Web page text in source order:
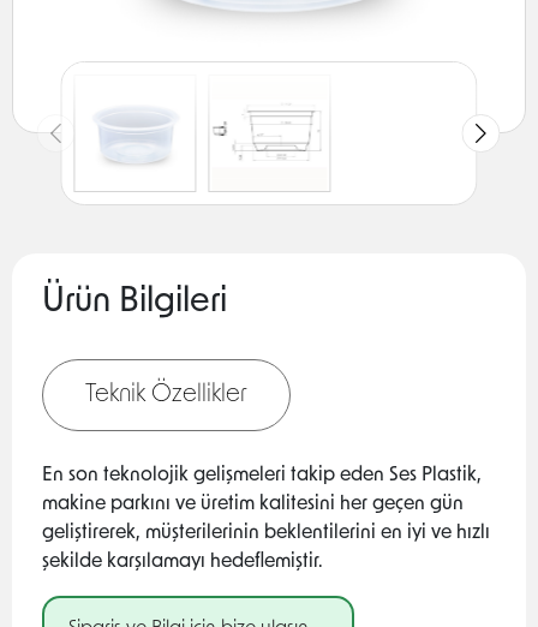
Ürün Bilgileri
Teknik Özellikler
En son teknolojik gelişmeleri takip eden Ses Plastik,
makine parkını ve üretim kalitesini her geçen gün
geliştirerek, müşterilerinin beklentilerini en iyi ve hızlı
şekilde karşılamayı hedeflemiştir.